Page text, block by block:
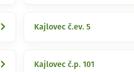
Kajlovec č.ev. 5
Kajlovec č.p. 101